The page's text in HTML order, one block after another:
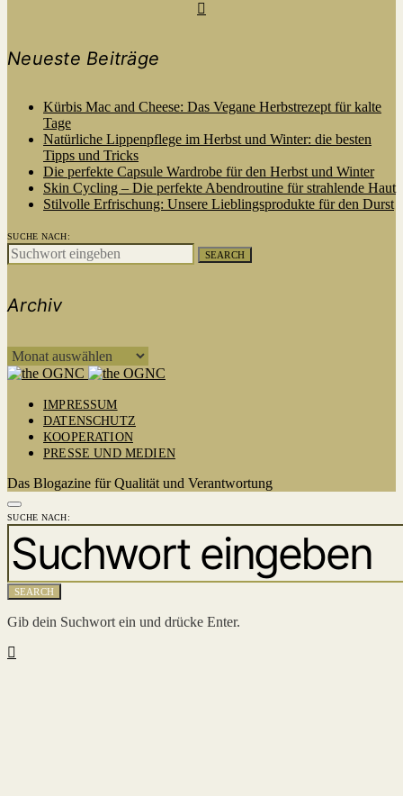
Neueste Beiträge
Kürbis Mac and Cheese: Das Vegane Herbstrezept für kalte
Tage
Natürliche Lippenpflege im Herbst und Winter: die besten
Tipps und Tricks
Die perfekte Capsule Wardrobe für den Herbst und Winter
Skin Cycling – Die perfekte Abendroutine für strahlende Haut
Stilvolle Erfrischung: Unsere Lieblingsprodukte für den Durst
SUCHE NACH:
SEARCH
Archiv
ARCHIV
IMPRESSUM
DATENSCHUTZ
KOOPERATION
PRESSE UND MEDIEN
Das Blogazine für Qualität und Verantwortung
SUCHE NACH:
SEARCH
Gib dein Suchwort ein und drücke Enter.